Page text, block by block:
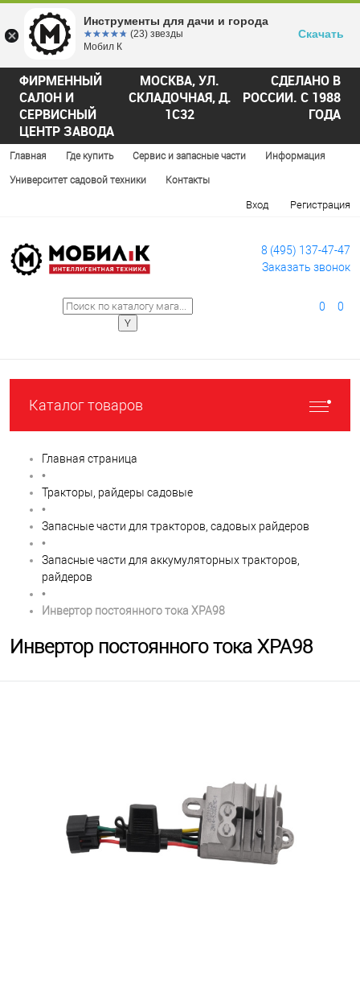
ФИРМЕННЫЙ
САЛОН И
СЕРВИСНЫЙ
ЦЕНТР ЗАВОДА
МОСКВА, УЛ.
СКЛАДОЧНАЯ, Д.
1С32
СДЕЛАНО В
РОССИИ. С 1988
ГОДА
Главная Где купить Сервис и запасные части Информация
Университет садовой техники Контакты
Вход Регистрация
8 (495) 137-47-47
Заказать звонок
0 0
Каталог товаров
Главная страница
•
Тракторы, райдеры садовые
•
Запасные части для тракторов, садовых райдеров
•
Запасные части для аккумуляторных тракторов,
райдеров
•
Инвертор постоянного тока XPA98
Инвертор постоянного тока XPA98
Инструменты для дачи и города
☆☆☆☆☆
★★★★★ (23) звезды
Мобил К
Скачать